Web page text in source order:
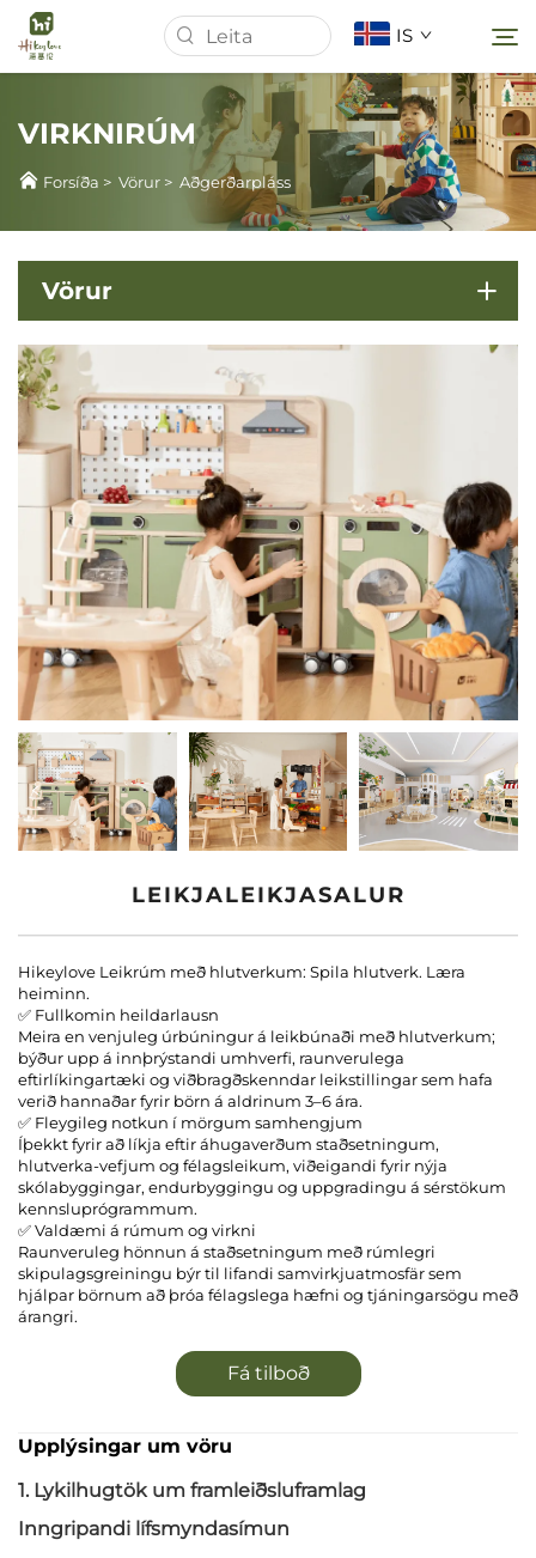
IS
Um Okkur
Vörur
Fréttir
Mál
Sækja
Hafa Samband Við Okkur
Vefsíður
VIRKNIRÚM
Forsíða > Vörur > Aðgerðarpláss
Vörur
LEIKJALEIKJASALUR
Hikeylove Leikrúm með hlutverkum: Spila hlutverk. Læra
heiminn.
✅ Fullkomin heildarlausn
Meira en venjuleg úrbúningur á leikbúnaði með hlutverkum;
býður upp á innþrýstandi umhverfi, raunverulega
eftirlíkingartæki og viðbragðskenndar leikstillingar sem hafa
verið hannaðar fyrir börn á aldrinum 3–6 ára.
✅ Fleygileg notkun í mörgum samhengjum
Íþekkt fyrir að líkja eftir áhugaverðum staðsetningum,
hlutverka-vefjum og félagsleikum, viðeigandi fyrir nýja
skólabyggingar, endurbyggingu og uppgradingu á sérstökum
kennsluprógrammum.
✅ Valdæmi á rúmum og virkni
Raunveruleg hönnun á staðsetningum með rúmlegri
skipulagsgreiningu býr til lifandi samvirkjuatmosfär sem
hjálpar börnum að þróa félagslega hæfni og tjáningarsögu með
árangri.
Fá tilboð
Upplýsingar um vöru
1. Lykilhugtök um framleiðsluframlag
Inngripandi lífsmyndasímun